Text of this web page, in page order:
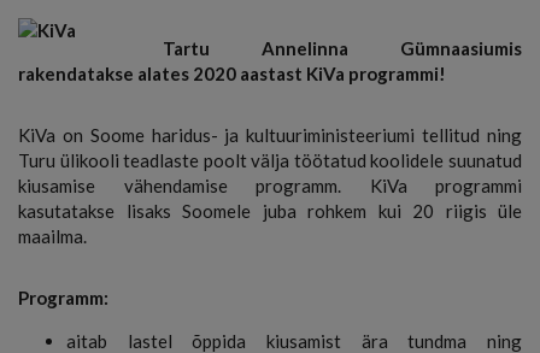
Tartu Annelinna Gümnaasiumis
rakendatakse alates 2020 aastast KiVa programmi!
KiVa on Soome haridus- ja kultuuriministeeriumi tellitud ning
Turu ülikooli teadlaste poolt välja töötatud koolidele suunatud
kiusamise vähendamise programm. KiVa programmi
kasutatakse lisaks Soomele juba rohkem kui 20 riigis üle
maailma.
Programm:
aitab lastel õppida kiusamist ära tundma ning